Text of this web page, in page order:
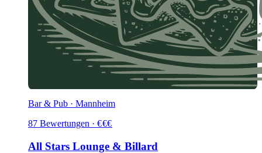
Bar & Pub · Mannheim
87 Bewertungen · €€€
All Stars Lounge & Billard